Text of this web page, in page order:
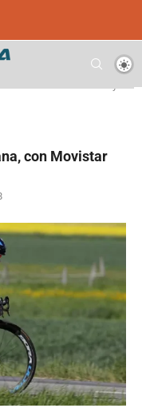
con Movistar